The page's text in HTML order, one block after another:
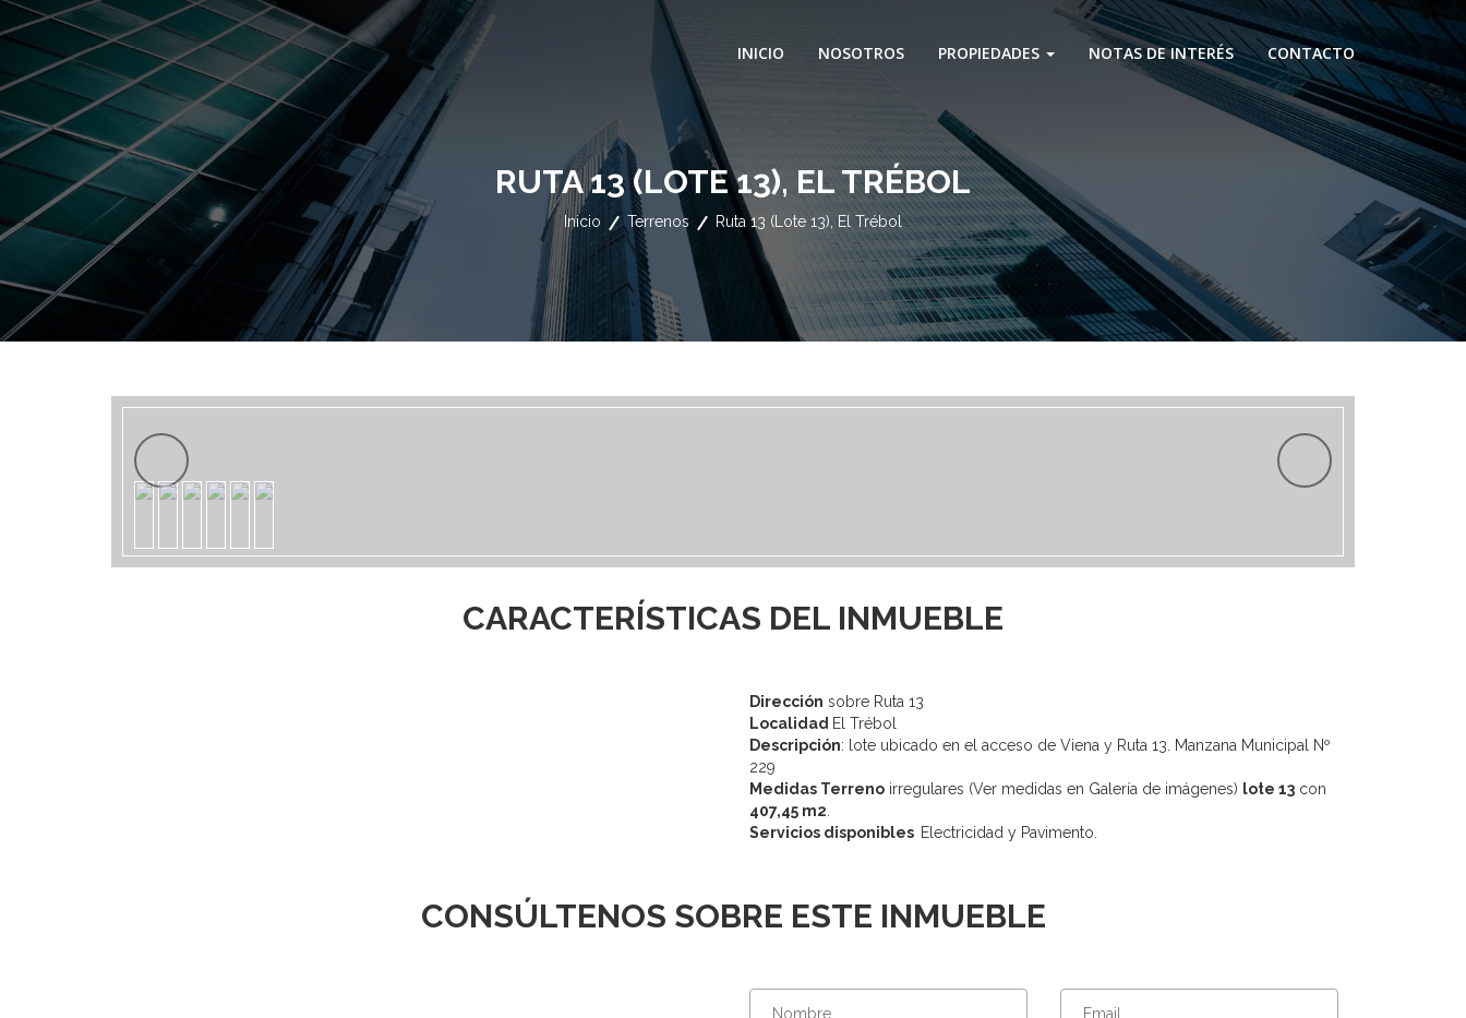
INICIO NOSOTROS PROPIEDADES NOTAS DE INTERÉS CONTACTO
RUTA 13 (LOTE 13), EL TRÉBOL
Inicio Terrenos Ruta 13 (Lote 13), El Trébol
CARACTERÍSTICAS DEL INMUEBLE
Dirección sobre Ruta 13
Localidad El Trébol
Descripción: lote ubicado en el acceso de Viena y Ruta 13. Manzana Municipal Nº
229
Medidas Terreno irregulares (Ver medidas en Galería de imágenes) lote 13 con
407,45 m2
Servicios disponibles Electricidad y Pavimento.
CONSÚLTENOS SOBRE ESTE INMUEBLE